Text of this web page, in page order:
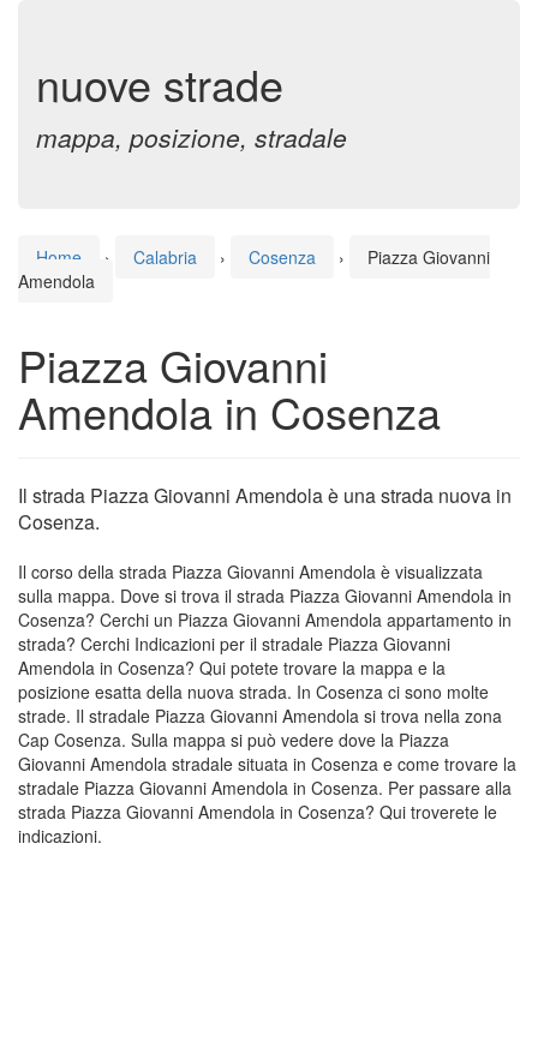
nuove strade
mappa, posizione, stradale
Home › Calabria › Cosenza ›
Piazza Giovanni
Amendola
Piazza Giovanni
Amendola in Cosenza
Il strada Piazza Giovanni Amendola è una strada nuova in
Cosenza.
Il corso della strada Piazza Giovanni Amendola è visualizzata
sulla mappa. Dove si trova il strada Piazza Giovanni Amendola in
Cosenza? Cerchi un Piazza Giovanni Amendola appartamento in
strada? Cerchi Indicazioni per il stradale Piazza Giovanni
Amendola in Cosenza? Qui potete trovare la mappa e la
posizione esatta della nuova strada. In Cosenza ci sono molte
strade. Il stradale Piazza Giovanni Amendola si trova nella zona
Cap Cosenza. Sulla mappa si può vedere dove la Piazza
Giovanni Amendola stradale situata in Cosenza e come trovare la
stradale Piazza Giovanni Amendola in Cosenza. Per passare alla
strada Piazza Giovanni Amendola in Cosenza? Qui troverete le
indicazioni.